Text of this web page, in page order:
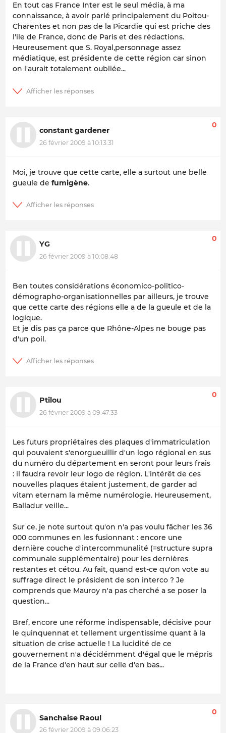
En tout cas France Inter est le seul média, à ma
connaissance, à avoir parlé principalement du Poitou-
Charentes et non pas de la Picardie qui est priche des
l'ile de France, donc de Paris et des rédactions.
Heureusement que S. Royal,personnage assez
médiatique, est présidente de cette région car sinon
on l'aurait totalement oubliée...
constant gardener
26 février 2009 à 10:13:31
0
Moi, je trouve que cette carte, elle a surtout une belle
gueule de fumigène.
YG
26 février 2009 à 10:08:48
0
Ben toutes considérations économico-politico-
démographo-organisationnelles par ailleurs, je trouve
que cette carte des régions elle a de la gueule et de la
logique.
Et je dis pas ça parce que Rhône-Alpes ne bouge pas
d'un poil.
Ptilou
26 février 2009 à 09:47:33
0
Les futurs propriétaires des plaques d'immatriculation
qui pouvaient s'enorgueuillir d'un logo régional en sus
du numéro du département en seront pour leurs frais
: il faudra revoir leur logo de région. L'intérêt de ces
nouvelles plaques étaient justement, de garder ad
vitam eternam la même numérologie. Heureusement,
Balladur veille...
Sur ce, je note surtout qu'on n'a pas voulu fâcher les 36
000 communes en les fusionnant : encore une
dernière couche d'intercommunalité (=structure supra
communale supplémentaire) pour les dernières
restantes et cétou. Au fait, quand est-ce qu'on vote au
suffrage direct le président de son interco ? Je
comprends que Mauroy n'a pas cherché a se poser la
question...
Bref, encore une réforme indispensable, décisive pour
le quinquennat et tellement urgentissime quant à la
situation de crise actuelle ! La lucidité de ce
gouvernement n'a décidémment d'égal que le mépris
de la France d'en haut sur celle d'en bas...
Sanchaise Raoul
26 février 2009 à 09:06:23
0